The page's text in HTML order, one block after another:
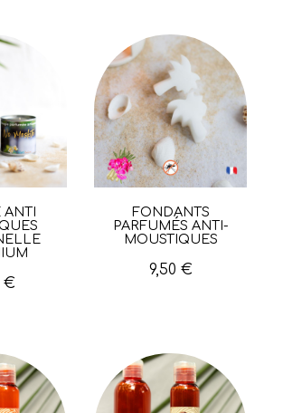
ANTI
€
Aperçu rapide
FONDANTS
PARFUMÉS ANTI-
MOUSTIQUES
9,50 €